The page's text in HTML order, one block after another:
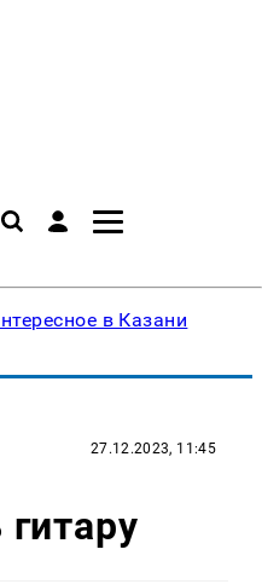
в Казани
27.12.2023, 11:45